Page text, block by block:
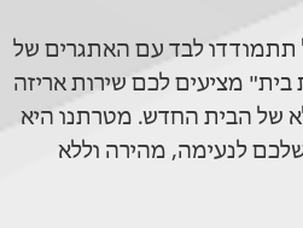
תתמודדו לבד עם האתגרים של
בית" מציעים לכם שירות אריזה
של הבית החדש. מטרתנו היא
לנעימה, מהירה וללא